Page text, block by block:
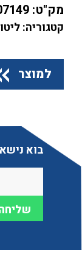
מק"ט:
קטגוריה:
למוצר
בוא